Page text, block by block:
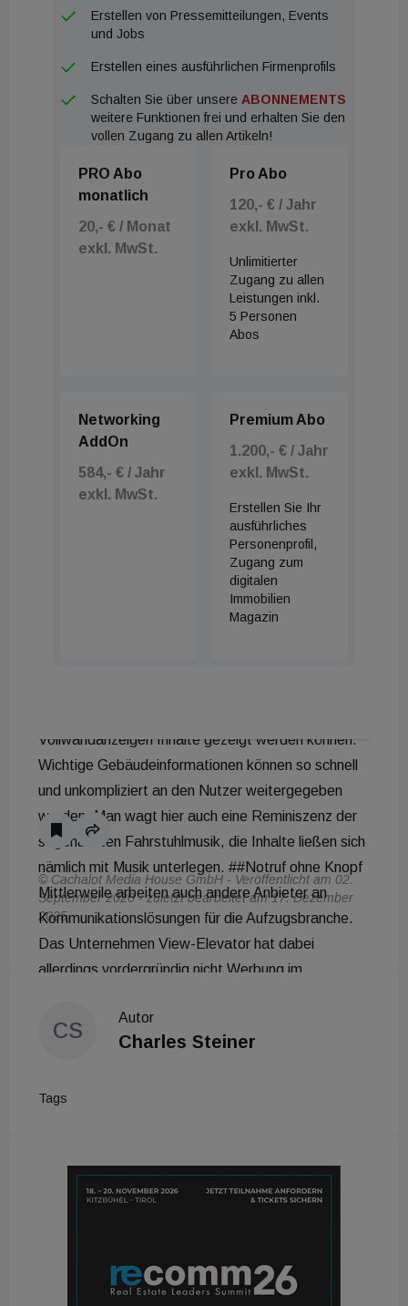
Erstellen von Pressemitteilungen, Events
und Jobs
Erstellen eines ausführlichen Firmenprofils
Schalten Sie über unsere ABONNEMENTS
weitere Funktionen frei und erhalten Sie den
vollen Zugang zu allen Artikeln!
PRO Abo
monatlich
20,- € / Monat
exkl. MwSt.
Pro Abo
120,- € / Jahr
exkl. MwSt.
Unlimitierter
Zugang zu allen
Leistungen inkl.
5 Personen
Abos
Networking
AddOn
584,- € / Jahr
exkl. MwSt.
Premium Abo
1.200,- € / Jahr
exkl. MwSt.
Erstellen Sie Ihr
ausführliches
Personenprofil,
Zugang zum
digitalen
Immobilien
Magazin
© Cachalot Media House GmbH - Veröffentlicht am 02.
September 2020 - zuletzt bearbeitet am 17. Dezember
2025
CS
Autor
Charles Steiner
Tags